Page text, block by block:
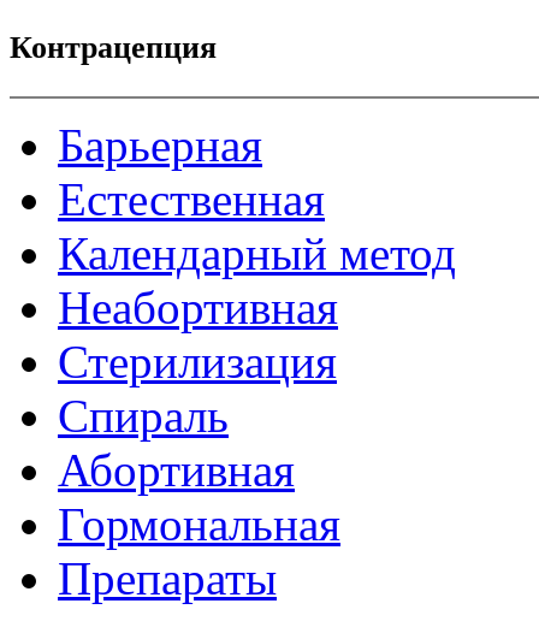
Контрацепция
Барьерная
Естественная
Календарный метод
Неабортивная
Стерилизация
Спираль
Абортивная
Гормональная
Препараты